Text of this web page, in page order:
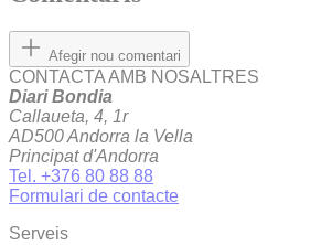
Afegir nou comentari
CONTACTA AMB NOSALTRES
Diari Bondia
Callaueta, 4, 1r
AD500 Andorra la Vella
Principat d'Andorra
Tel. +376 80 88 88
Formulari de contacte
Serveis